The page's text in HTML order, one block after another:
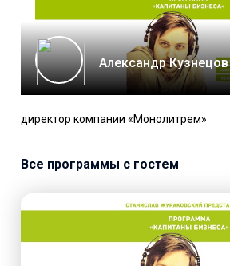
Александр Кузнецов
директор компании «Монолитрем»
Все программы с гостем